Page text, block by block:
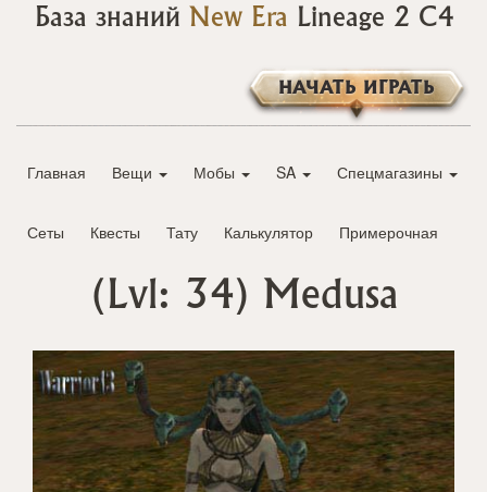
База знаний New Era Lineage 2 C4
НАЧАТЬ ИГРАТЬ
Главная Вещи Мобы SA Спецмагазины
Сеты Квесты Тату Калькулятор Примерочная
(Lvl: 34) Medusa